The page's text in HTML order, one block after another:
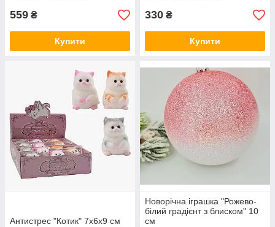
559 ₴
Купити
330 ₴
Купити
Антистрес "Котик" 7х6х9 см
Новорічна іграшка "Рожево-
білий градієнт з блиском" 10
см